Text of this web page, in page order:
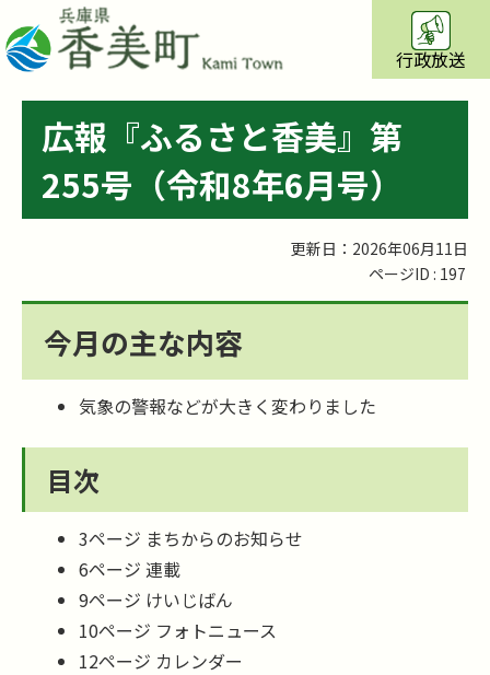
行政放送
広報『ふるさと香美』第
255号（令和8年6月号）
更新日：2026年06月11日
ページID : 197
今月の主な内容
気象の警報などが大きく変わりました
目次
3ページ まちからのお知らせ
6ページ 連載
9ページ けいじばん
10ページ フォトニュース
12ページ カレンダー